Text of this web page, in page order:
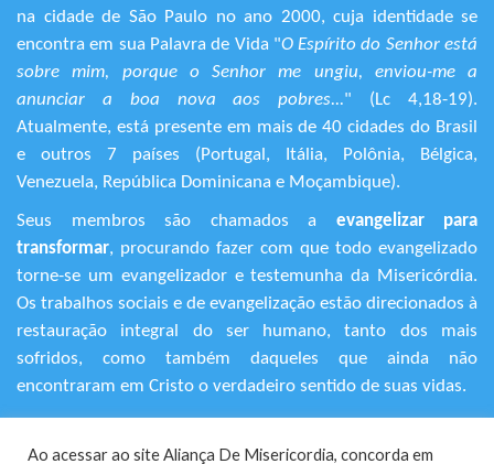
na cidade de São Paulo no ano 2000, cuja identidade se
encontra em sua Palavra de Vida "O Espírito do Senhor está
sobre mim, porque o Senhor me ungiu, enviou-me a
anunciar a boa nova aos pobres..." (Lc 4,18-19).
Atualmente, está presente em mais de 40 cidades do Brasil
e outros 7 países (Portugal, Itália, Polônia, Bélgica,
Venezuela, República Dominicana e Moçambique).
Seus membros são chamados a evangelizar para
transformar, procurando fazer com que todo evangelizado
torne-se um evangelizador e testemunha da Misericórdia.
Os trabalhos sociais e de evangelização estão direcionados à
restauração integral do ser humano, tanto dos mais
sofridos, como também daqueles que ainda não
encontraram em Cristo o verdadeiro sentido de suas vidas.
Ao acessar ao site Aliança De Misericordia, concorda em